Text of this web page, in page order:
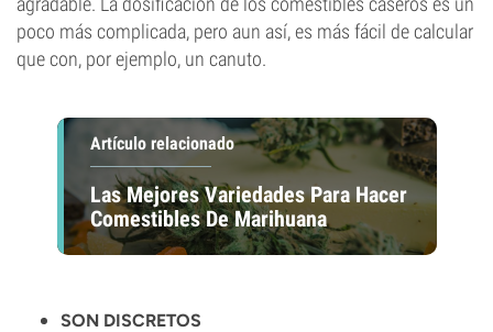
poco más complicada, pero aun así, es más fácil de calcular
que con, por ejemplo, un canuto.
Artículo relacionado
Las Mejores Variedades Para Hacer
Comestibles De Marihuana
SON DISCRETOS